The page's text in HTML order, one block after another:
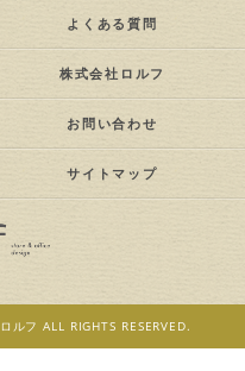
よくある質問
株式会社ロルフ
お問い合わせ
サイトマップ
フ ALL RIGHTS RESERVED.